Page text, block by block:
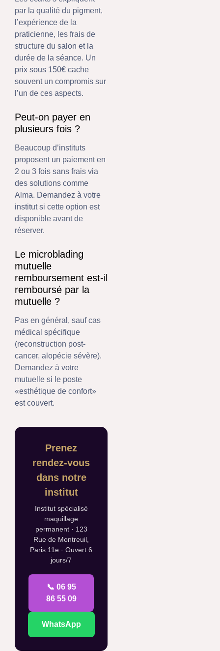
par la qualité du pigment,
l’expérience de la
praticienne, les frais de
structure du salon et la
durée de la séance. Un
prix sous 150€ cache
souvent un compromis sur
l’un de ces aspects.
Peut-on payer en
plusieurs fois ?
Beaucoup d’instituts
proposent un paiement en
2 ou 3 fois sans frais via
des solutions comme
Alma. Demandez à votre
institut si cette option est
disponible avant de
réserver.
Le microblading
mutuelle
remboursement est-il
remboursé par la
mutuelle ?
Pas en général, sauf cas
médical spécifique
(reconstruction post-
cancer, alopécie sévère).
Demandez à votre
mutuelle si le poste
«esthétique de confort»
est couvert.
Prenez
rendez-vous
dans notre
institut
Institut spécialisé
maquillage
permanent · 123
Rue de Montreuil,
Paris 11e · Ouvert 6
jours/7
📞 06 95
86 55 09
WhatsApp